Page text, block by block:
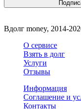
Вдолг money, 2014-
О сервисе
Взять в долг
Услуги
Отзывы
Информация
Соглашение и
Контакты